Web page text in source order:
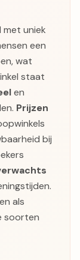
met uniek
een
wat
staat
en
Prijzen
bij
als
soorten